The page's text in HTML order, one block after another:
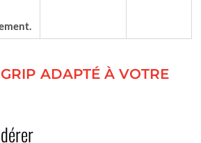
ADAPTÉ À VOTRE